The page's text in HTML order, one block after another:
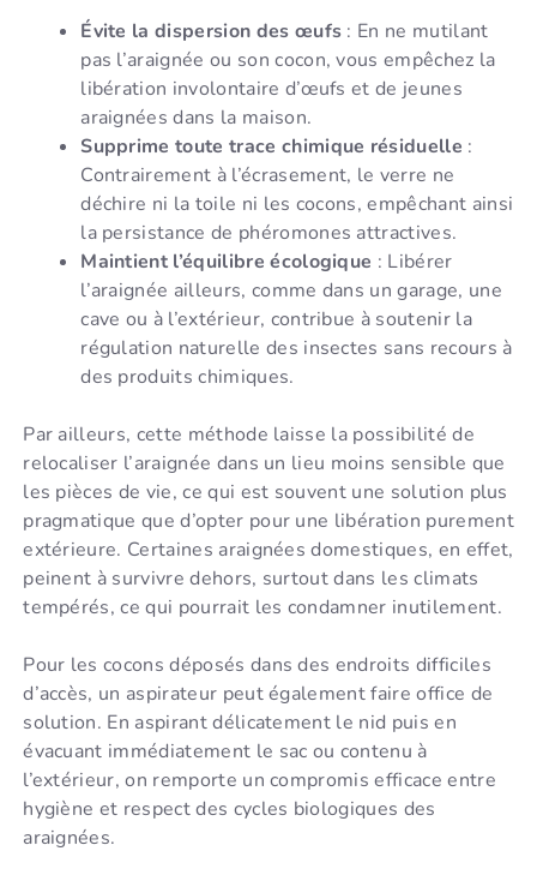
Évite la dispersion des œufs : En ne mutilant
pas l’araignée ou son cocon, vous empêchez la
libération involontaire d’œufs et de jeunes
araignées dans la maison.
Supprime toute trace chimique résiduelle :
Contrairement à l’écrasement, le verre ne
déchire ni la toile ni les cocons, empêchant ainsi
la persistance de phéromones attractives.
Maintient l’équilibre écologique : Libérer
l’araignée ailleurs, comme dans un garage, une
cave ou à l’extérieur, contribue à soutenir la
régulation naturelle des insectes sans recours à
des produits chimiques.
Par ailleurs, cette méthode laisse la possibilité de
relocaliser l’araignée dans un lieu moins sensible que
les pièces de vie, ce qui est souvent une solution plus
pragmatique que d’opter pour une libération purement
extérieure. Certaines araignées domestiques, en effet,
peinent à survivre dehors, surtout dans les climats
tempérés, ce qui pourrait les condamner inutilement.
Pour les cocons déposés dans des endroits difficiles
d’accès, un aspirateur peut également faire office de
solution. En aspirant délicatement le nid puis en
évacuant immédiatement le sac ou contenu à
l’extérieur, on remporte un compromis efficace entre
hygiène et respect des cycles biologiques des
araignées.